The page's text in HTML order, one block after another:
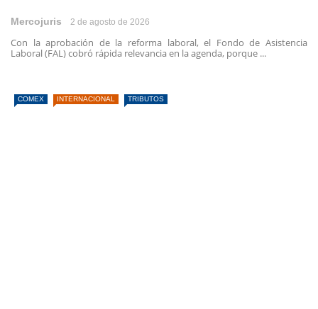
Mercojuris 2 de agosto de 2026
Con la aprobación de la reforma laboral, el Fondo de Asistencia
Laboral (FAL) cobró rápida relevancia en la agenda, porque ...
COMEX INTERNACIONAL TRIBUTOS